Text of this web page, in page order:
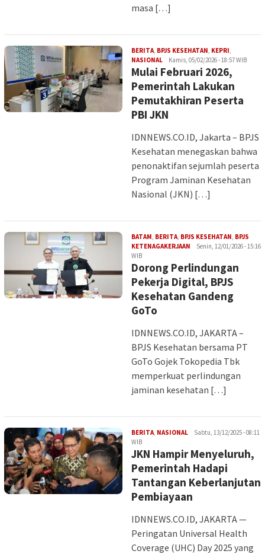
masa […]
BERITA, BPJS KESEHATAN, KEPRI,
NASIONALImanKamis, 05/02/2026 - 18:57 WIB
Mulai Februari 2026,
Pemerintah Lakukan
Pemutakhiran Peserta
PBI JKN
IDNNEWS.CO.ID, Jakarta – BPJS
Kesehatan menegaskan bahwa
penonaktifan sejumlah peserta
Program Jaminan Kesehatan
Nasional (JKN) […]
BATAM, BERITA, BPJS KESEHATAN, BPJS
KETENAGAKERJAAN Iman
Senin, 12/01/2026 - 15:16
WIB
Dorong Perlindungan
Pekerja Digital, BPJS
Kesehatan Gandeng
GoTo
IDNNEWS.CO.ID, JAKARTA –
BPJS Kesehatan bersama PT
GoTo Gojek Tokopedia Tbk
memperkuat perlindungan
jaminan kesehatan […]
BERITA, NASIONALImanSabtu, 13/12/2025 - 08:11
WIB
JKN Hampir Menyeluruh,
Pemerintah Hadapi
Tantangan Keberlanjutan
Pembiayaan
IDNNEWS.CO.ID, JAKARTA —
Peringatan Universal Health
Coverage (UHC) Day 2025 yang